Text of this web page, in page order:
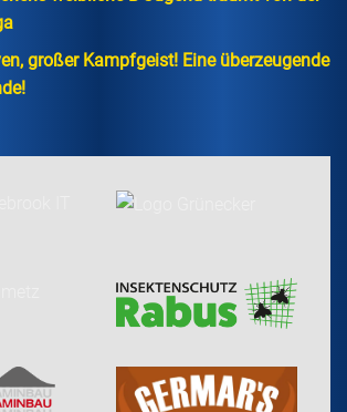
großer Kampfgeist! Eine überzeugende